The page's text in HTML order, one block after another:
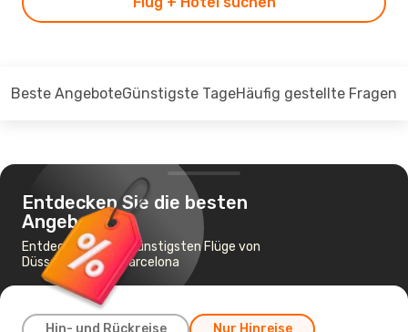
Beste AngeboteGünstigste TageHäufig gestellte Fragen
Entdecken Sie die besten
Angebote
Entdecken Sie die günstigsten Flüge von
Düsseldorf nach Barcelona
Hin- und Rückreise Nur Hinreise